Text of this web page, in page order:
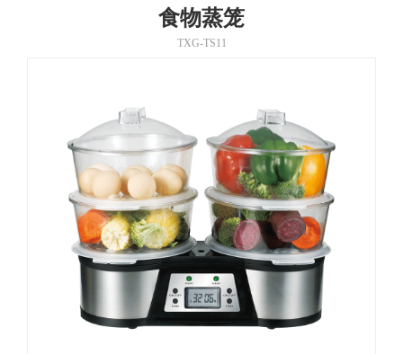
食物蒸笼
TXG-TS11